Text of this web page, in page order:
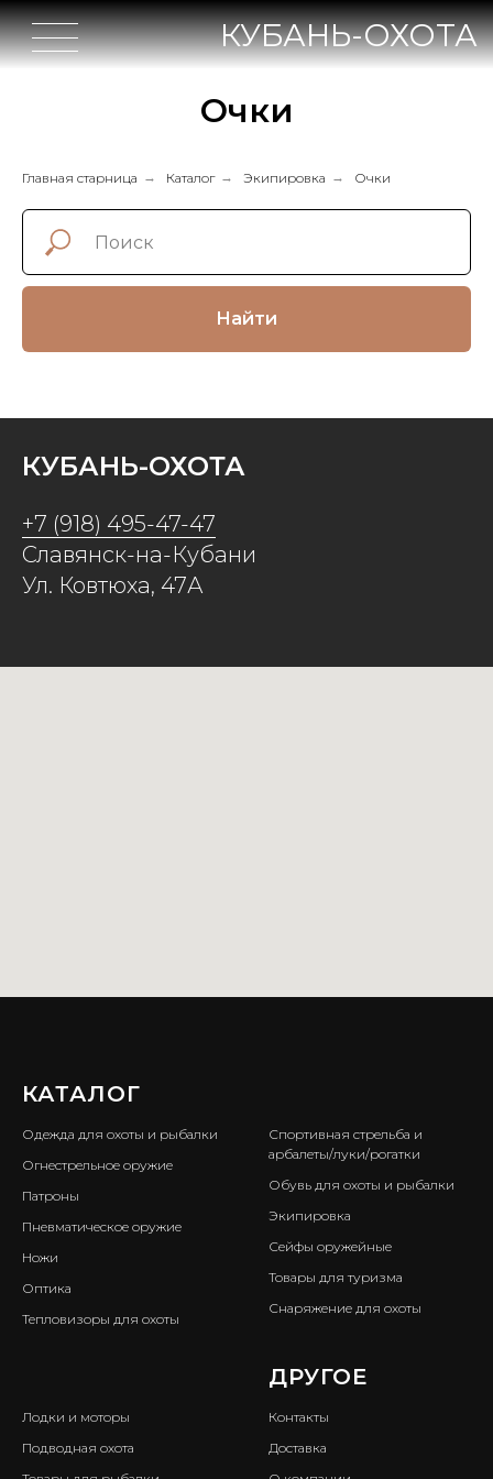
КУБАНЬ-ОХОТА
Очки
Главная старница → Каталог → Экипировка → Очки
Найти
КУБАНЬ-ОХОТА
+7 (918) 495-47-47
Славянск-на-Кубани
Ул. Ковтюха, 47А
КАТАЛОГ
Одежда для охоты и рыбалки
Огнестрельное оружие
Патроны
Пневматическое оружие
Ножи
Оптика
Тепловизоры для охоты
Спортивная стрельба и
арбалеты/луки/рогатки
Обувь для охоты и рыбалки
Экипировка
Сейфы оружейные
Товары для туризма
Снаряжение для охоты
Лодки и моторы
Подводная охота
ДРУГОЕ
Контакты
Доставка